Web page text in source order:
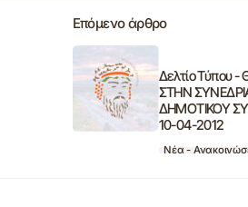
Επόμενο άρθρο
Δελτίο
ΣΤΗN
ΔΗΜΟΤΙΚΟΥ
10-04-2012
Νέα -